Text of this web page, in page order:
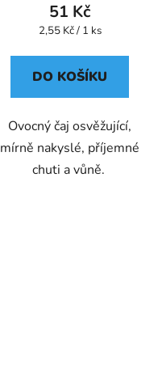
51 Kč
Měrná
2,55 Kč / 1 ks
DO KOŠÍKU
Ovocný čaj osvěžující,
mírně nakyslé, příjemné
chuti a vůně.